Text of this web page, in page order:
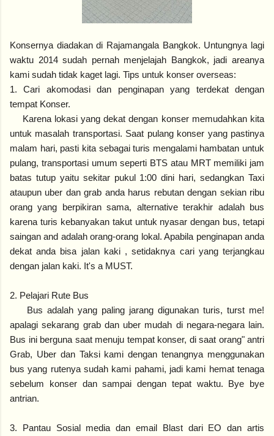
Konsernya diadakan di Rajamangala Bangkok. Untungnya lagi
waktu 2014 sudah pernah menjelajah Bangkok, jadi areanya
kami sudah tidak kaget lagi. Tips untuk konser overseas:
1. Cari akomodasi dan penginapan yang terdekat dengan
tempat Konser.
Karena lokasi yang dekat dengan konser memudahkan kita
untuk masalah transportasi. Saat pulang konser yang pastinya
malam hari, pasti kita sebagai turis mengalami hambatan untuk
pulang, transportasi umum seperti BTS atau MRT memiliki jam
batas tutup yaitu sekitar pukul 1:00 dini hari, sedangkan Taxi
ataupun uber dan grab anda harus rebutan dengan sekian ribu
orang yang berpikiran sama, alternative terakhir adalah bus
karena turis kebanyakan takut untuk nyasar dengan bus, tetapi
saingan and adalah orang-orang lokal. Apabila penginapan anda
dekat anda bisa jalan kaki , setidaknya cari yang terjangkau
dengan jalan kaki. It's a MUST.
2. Pelajari Rute Bus
Bus adalah yang paling jarang digunakan turis, turst me!
apalagi sekarang grab dan uber mudah di negara-negara lain.
Bus ini berguna saat menuju tempat konser, di saat orang" antri
Grab, Uber dan Taksi kami dengan tenangnya menggunakan
bus yang rutenya sudah kami pahami, jadi kami hemat tenaga
sebelum konser dan sampai dengan tepat waktu. Bye bye
antrian.
3. Pantau Sosial media dan email Blast dari EO dan artis